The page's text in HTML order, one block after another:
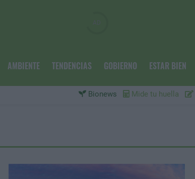
AMBIENTE TENDENCIAS GOBIERNO ESTAR BIEN
Bionews Mide tu huella